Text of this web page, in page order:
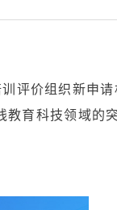
评价组织新申
育科技领域的突